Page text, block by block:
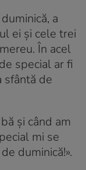
a
ei și cele trei
În acel
special ar fi
sfântă de
și când am
mi se
duminică!».